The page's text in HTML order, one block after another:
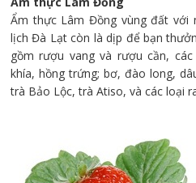
Ẩm thực Lâm Đồng vùng đất với
lịch Đà Lạt còn là dịp để bạn
gồm rượu vang và rượu cần,
khía, hồng trứng; bơ, đào long,
trà Bảo Lộc, trà Atiso, và các loại